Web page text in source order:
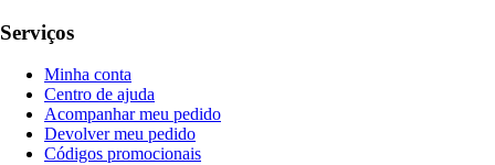
Serviços
Minha conta
Centro de ajuda
Acompanhar meu pedido
Devolver meu pedido
Códigos promocionais